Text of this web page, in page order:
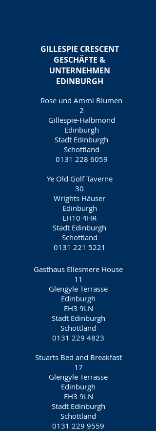
GILLESPIE CRESCENT
GESCHÄFTE &
UNTERNEHMEN
EDINBURGH
Rose und Ammi Blumen
2
Gillespie-Halbmond
Edinburgh
Stadt Edinburgh
Schottland
0131 228 6059
Ye Old Golf Taverne
30
Wrights Häuser
Edinburgh
EH10 4HR
Stadt Edinburgh
Schottland
0131 221 5221
Gasthaus Ellesmere House
11
Glengyle Terrasse
Edinburgh
EH3 9LN
Stadt Edinburgh
Schottland
0131 229 4823
Stuarts Bed and Breakfast
17
Glengyle Terrasse
Edinburgh
EH3 9LN
Stadt Edinburgh
Schottland
0131 229 9559